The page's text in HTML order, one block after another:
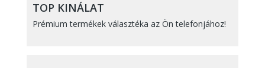
TOP KINÁLAT
Prémium termékek választéka az Ön telefonjához!